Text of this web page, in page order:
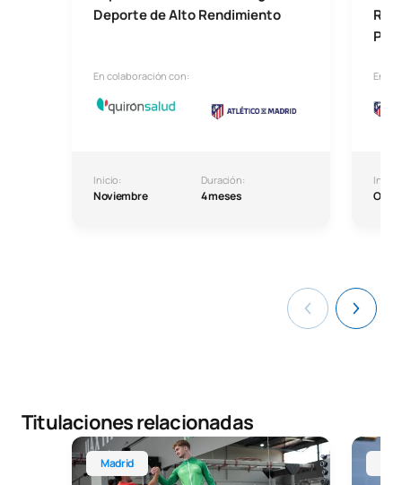
Deporte de Alto Rendimiento
En colaboración con:
Inicio:
Noviembre
Duración:
4 meses
En
Inicio:
Titulaciones relacionadas
Madrid
Grado en Ciencias de la Actividad Física y del